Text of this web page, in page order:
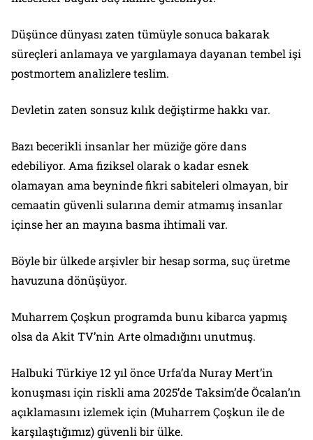
Düşünce dünyası zaten tümüyle sonuca bakarak
süreçleri anlamaya ve yargılamaya dayanan tembel işi
postmortem analizlere teslim.
Devletin zaten sonsuz kılık değiştirme hakkı var.
Bazı becerikli insanlar her müziğe göre dans
edebiliyor. Ama fiziksel olarak o kadar esnek
olamayan ama beyninde fikri sabiteleri olmayan, bir
cemaatin güvenli sularına demir atmamış insanlar
içinse her an mayına basma ihtimali var.
Böyle bir ülkede arşivler bir hesap sorma, suç üretme
havuzuna dönüşüyor.
Muharrem Çoşkun programda bunu kibarca yapmış
olsa da Akit TV’nin Arte olmadığını unutmuş.
Halbuki Türkiye 12 yıl önce Urfa’da Nuray Mert’in
konuşması için riskli ama 2025’de Taksim’de Öcalan’ın
açıklamasını izlemek için (Muharrem Çoşkun ile de
karşılaştığımız) güvenli bir ülke.